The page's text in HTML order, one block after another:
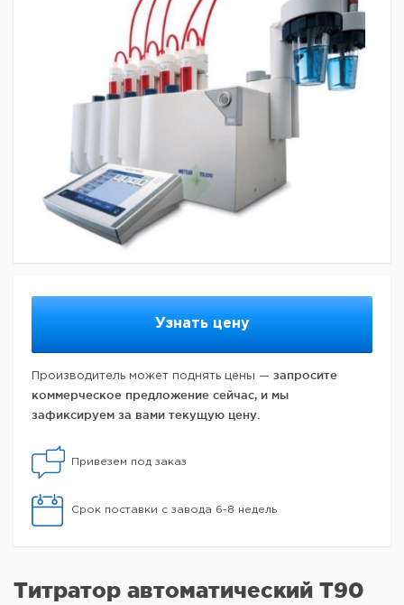
Узнать цену
Производитель может поднять цены — запросите
коммерческое предложение сейчас, и мы
зафиксируем за вами текущую цену.
Привезем под заказ
Срок поставки с завода 6-8 недель
Титратор автоматический T90